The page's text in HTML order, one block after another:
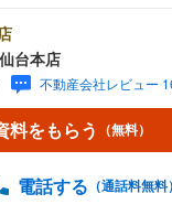
心に宮城県内の多数店舗
を大きく2つに分けてご
・マンション・土地...と
おります。更に教育施設
などの地域情報を総合し
て頂けるよう、しっかり
し】【リフォーム】など
台本店
不動産会社レビュー
料をもらう （無料）
電話する （通話料無料）